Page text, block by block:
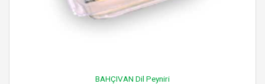
BAHÇIVAN Dil Peyniri